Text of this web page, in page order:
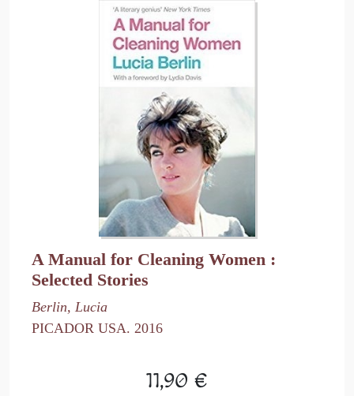
A Manual for Cleaning Women :
Selected Stories
Berlin, Lucia
PICADOR USA. 2016
11,90 €